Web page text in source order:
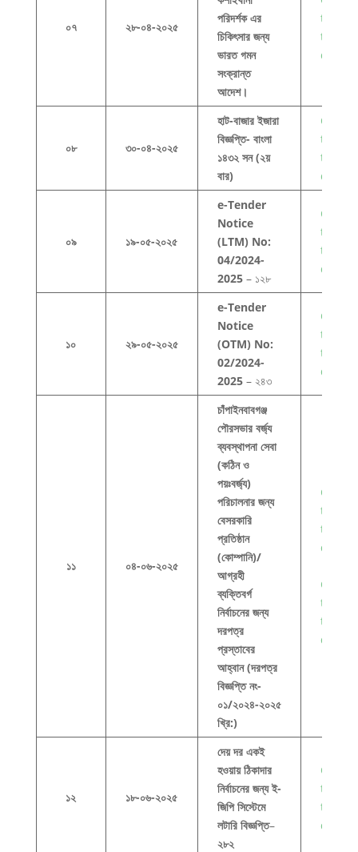
০৭ ২৮-০৪-২০২৫
পরিদর্শক এর
চিকিৎসার জন্য
ভারত গমন
সংক্রান্ত
আদেশ।
to view
this
০৮ ৩০-০৪-২০২৫
হাট-বাজার ইজারা
বিজ্ঞপ্তি- বাংলা
১৪৩২ সন (২য়
বার)
Click
to view
this
০৯ ১৯-০৫-২০২৫
e-Tender
Notice
(LTM) No:
04/2024-
2025– ১২৮
Click
to view
this
১০ ২৯-০৫-২০২৫
e-Tender
Notice
(OTM) No:
02/2024-
2025– ২৪৩
Click
to view
this
১১ ০৪-০৬-২০২৫
চাঁপাইনবাবগঞ্জ
পৌরসভার বর্জ্য
ব্যবস্থাপনা সেবা
(কঠিন ও
পয়ঃবর্জ্য)
পরিচালনার জন্য
বেসরকারি
প্রতিষ্ঠান
(কোম্পানি)/
আগ্রহী
ব্যক্তিবর্গ
নির্বাচনের জন্য
দরপত্র
প্রস্তাবের
আহ্বান (দরপত্র
বিজ্ঞপ্তি নং-
০১/২০২৪-২০২৫
খ্রি:)
Click
to view
this
Click
to view
this
১২ ১৮-০৬-২০২৫
দেয় দর একই
হওয়ায় ঠিকাদার
নির্বাচনের জন্য ই-
জিপি সিস্টেমে
লটারি বিজ্ঞপ্তি–
২৮২
Click
to view
this